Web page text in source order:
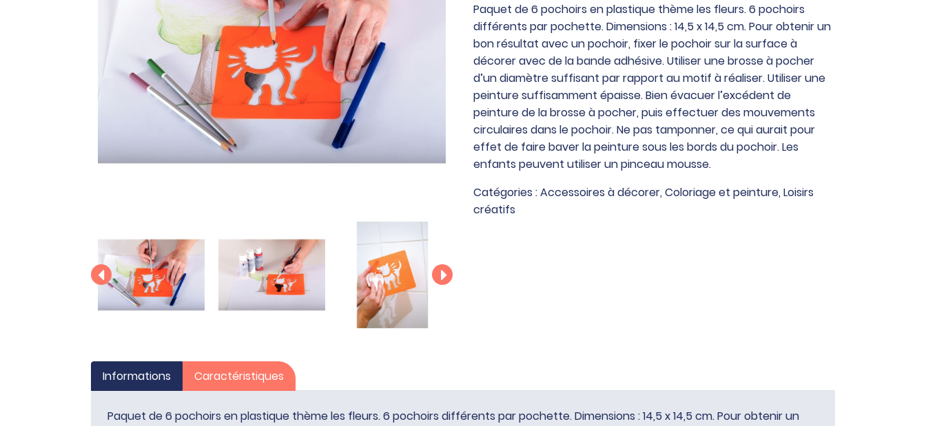
de
6
pochoirs
en
plastique
thème
les
fleurs
Paquet de 6 pochoirs en plastique thème les fleurs. 6 pochoirs
différents par pochette. Dimensions : 14,5 x 14,5 cm. Pour obtenir un
bon résultat avec un pochoir, fixer le pochoir sur la surface à
décorer avec de la bande adhésive. Utiliser une brosse à pocher
d’un diamètre suffisant par rapport au motif à réaliser. Utiliser une
peinture suffisamment épaisse. Bien évacuer l’excédent de
peinture de la brosse à pocher, puis effectuer des mouvements
circulaires dans le pochoir. Ne pas tamponner, ce qui aurait pour
effet de faire baver la peinture sous les bords du pochoir. Les
enfants peuvent utiliser un pinceau mousse.
Catégories :Accessoires à décorer, Coloriage et peinture, Loisirs
créatifs
Informations Caractéristiques
Paquet de 6 pochoirs en plastique thème les fleurs. 6 pochoirs différents par pochette. Dimensions : 14,5 x 14,5 cm. Pour obtenir un